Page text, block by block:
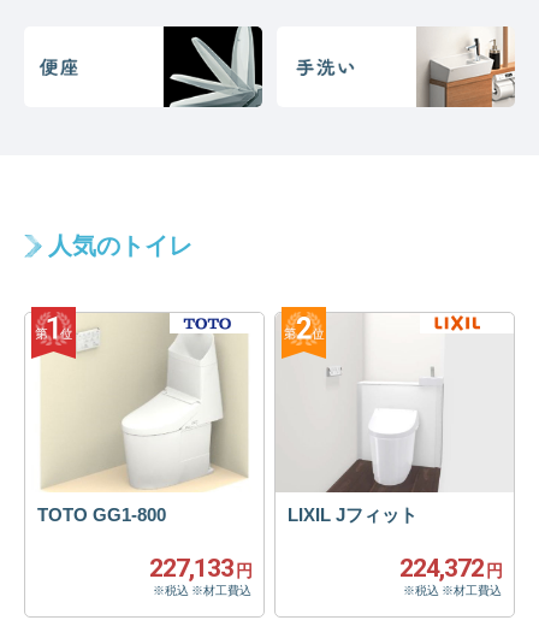
人気のトイレ
TOTO GG1-800
227,133円
※税込 ※材工費込
LIXIL Jフィット
224,372円
※税込 ※材工費込